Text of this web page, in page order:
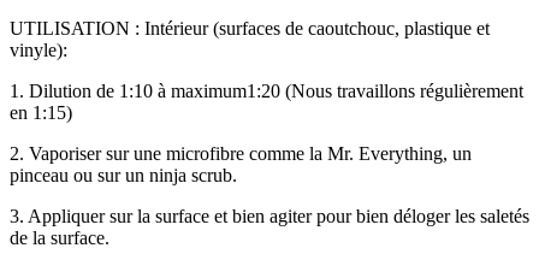
UTILISATION : Intérieur (surfaces de caoutchouc, plastique et
vinyle):
1. Dilution de 1:10 à maximum1:20 (Nous travaillons régulièrement
en 1:15)
2. Vaporiser sur une microfibre comme la Mr. Everything, un
pinceau ou sur un ninja scrub.
3. Appliquer sur la surface et bien agiter pour bien déloger les saletés
de la surface.